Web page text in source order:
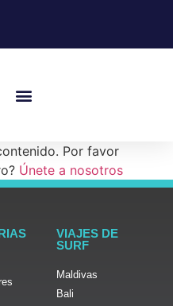
Por favor
Únete a nosotros
VIAJES DE
SURF
Maldivas
Bali